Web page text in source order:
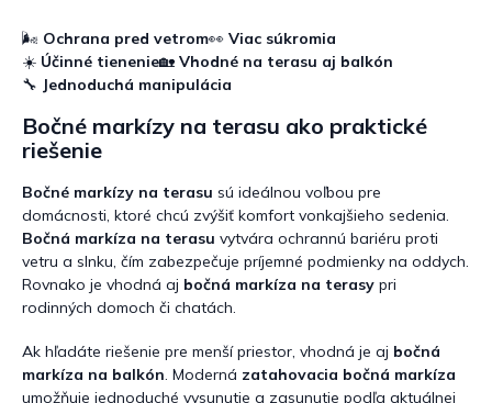
i
e
v
v
ý
p
i
s
u
n
e
🌬️ Ochrana pred vetrom👀 Viac súkromia
☀️ Účinné tienenie🏡 Vhodné na terasu aj balkón
🔧 Jednoduchá manipulácia
Bočné markízy na terasu ako praktické
riešenie
Bočné markízy na terasu sú ideálnou voľbou pre
domácnosti, ktoré chcú zvýšiť komfort vonkajšieho sedenia.
Bočná markíza na terasu vytvára ochrannú bariéru proti
vetru a slnku, čím zabezpečuje príjemné podmienky na oddych.
Rovnako je vhodná aj bočná markíza na terasy pri
rodinných domoch či chatách.
Ak hľadáte riešenie pre menší priestor, vhodná je aj bočná
markíza na balkón . Moderná zatahovacia bočná markíza
umožňuje jednoduché vysunutie a zasunutie podľa aktuálnej